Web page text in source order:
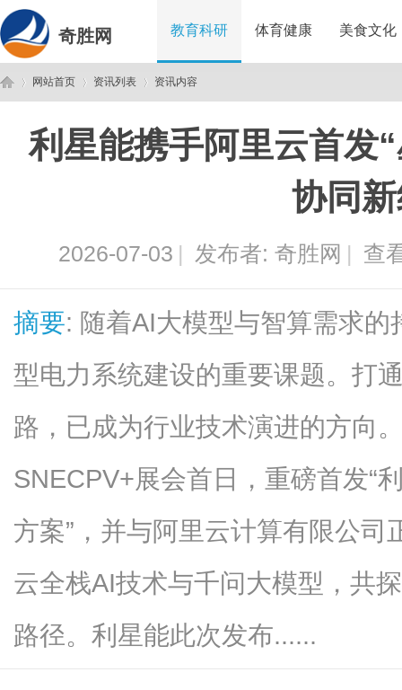
奇胜网 教育科研 体育健康 美食文化
网站首页
›
资讯列表
›
资讯内容
利星能携手阿里云首发
协同
2026-07-03 | 发布者: 奇胜网 | 查
摘要: 随着AI大模型与智算需求
型电力系统建设的重要课题。打
路，已成为行业技术演进的方向
SNECPV+展会首日，重磅首发“
方案”，并与阿里云计算有限公
云全栈AI技术与千问大模型，共
路径。利星能此次发布......